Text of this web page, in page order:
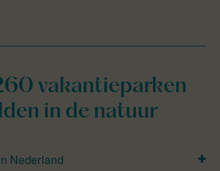
vakantieparken
in de natuur
Nederland